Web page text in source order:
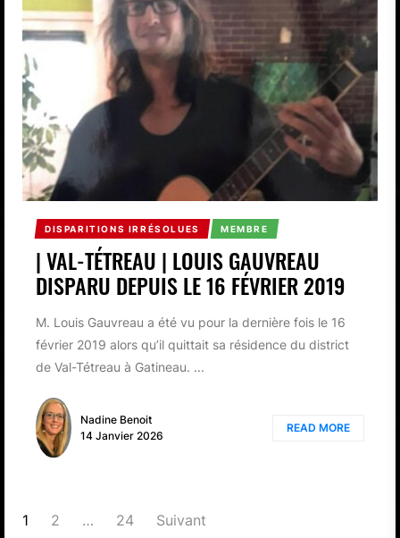
DISPARITIONS IRRÉSOLUES MEMBRE
| VAL-TÉTREAU | LOUIS GAUVREAU
DISPARU DEPUIS LE 16 FÉVRIER 2019
M. Louis Gauvreau a été vu pour la dernière fois le 16
février 2019 alors qu’il quittait sa résidence du district
de Val-Tétreau à Gatineau. ...
Nadine Benoit
14 Janvier 2026
READ MORE
PAGINATION
1 2 … 24 Suivant